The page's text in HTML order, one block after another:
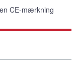
CE-mærkning